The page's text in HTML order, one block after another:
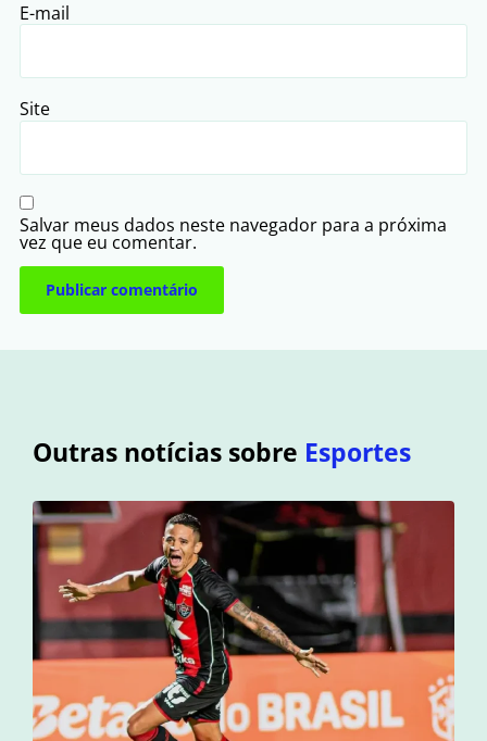
E-mail
Site
Salvar meus dados neste navegador para a próxima
vez que eu comentar.
Outras notícias sobre Esportes